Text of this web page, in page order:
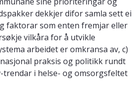
dekkjer difor samla sett ei
faktorar som enten fremjar eller
vilkåra for å utvikle
arbeidet er omkransa av, c)
praksis og politikk rundt
trendar i helse- og omsorgsfeltet